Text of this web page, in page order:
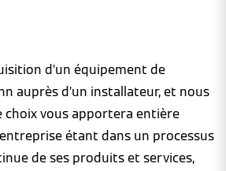
d’un équipement de
auprès d’un installateur, et nous
choix vous apportera entière
étant dans un processus
de ses produits et services,